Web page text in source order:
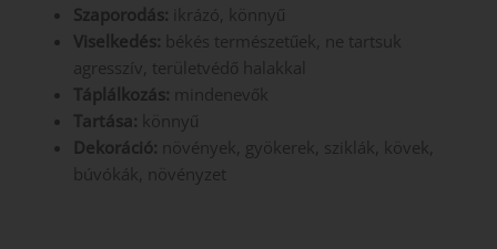
Szaporodás: ikrázó, könnyű
Viselkedés: békés természetűek, ne tartsuk
agresszív, területvédő halakkal
Táplálkozás: mindenevők
Tartása: könnyű
Dekoráció: növények, gyökerek, sziklák, kövek,
búvókák, növényzet